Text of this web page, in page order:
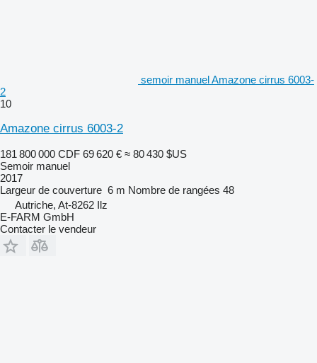
semoir manuel Amazone cirrus 6003-
2
10
Amazone cirrus 6003-2
181 800 000 CDF 69 620 € ≈ 80 430 $US
Semoir manuel
2017
Largeur de couverture 6 m Nombre de rangées 48
Autriche, At-8262 Ilz
E-FARM GmbH
Contacter le vendeur